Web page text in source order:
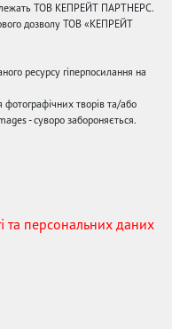
ТОВ КЕПРЕЙТ ПАРТНЕРС.
дозволу ТОВ «КЕПРЕЙТ
ресурсу гіперпосилання на
творів та/або
- суворо забороняється.
та персональних даних